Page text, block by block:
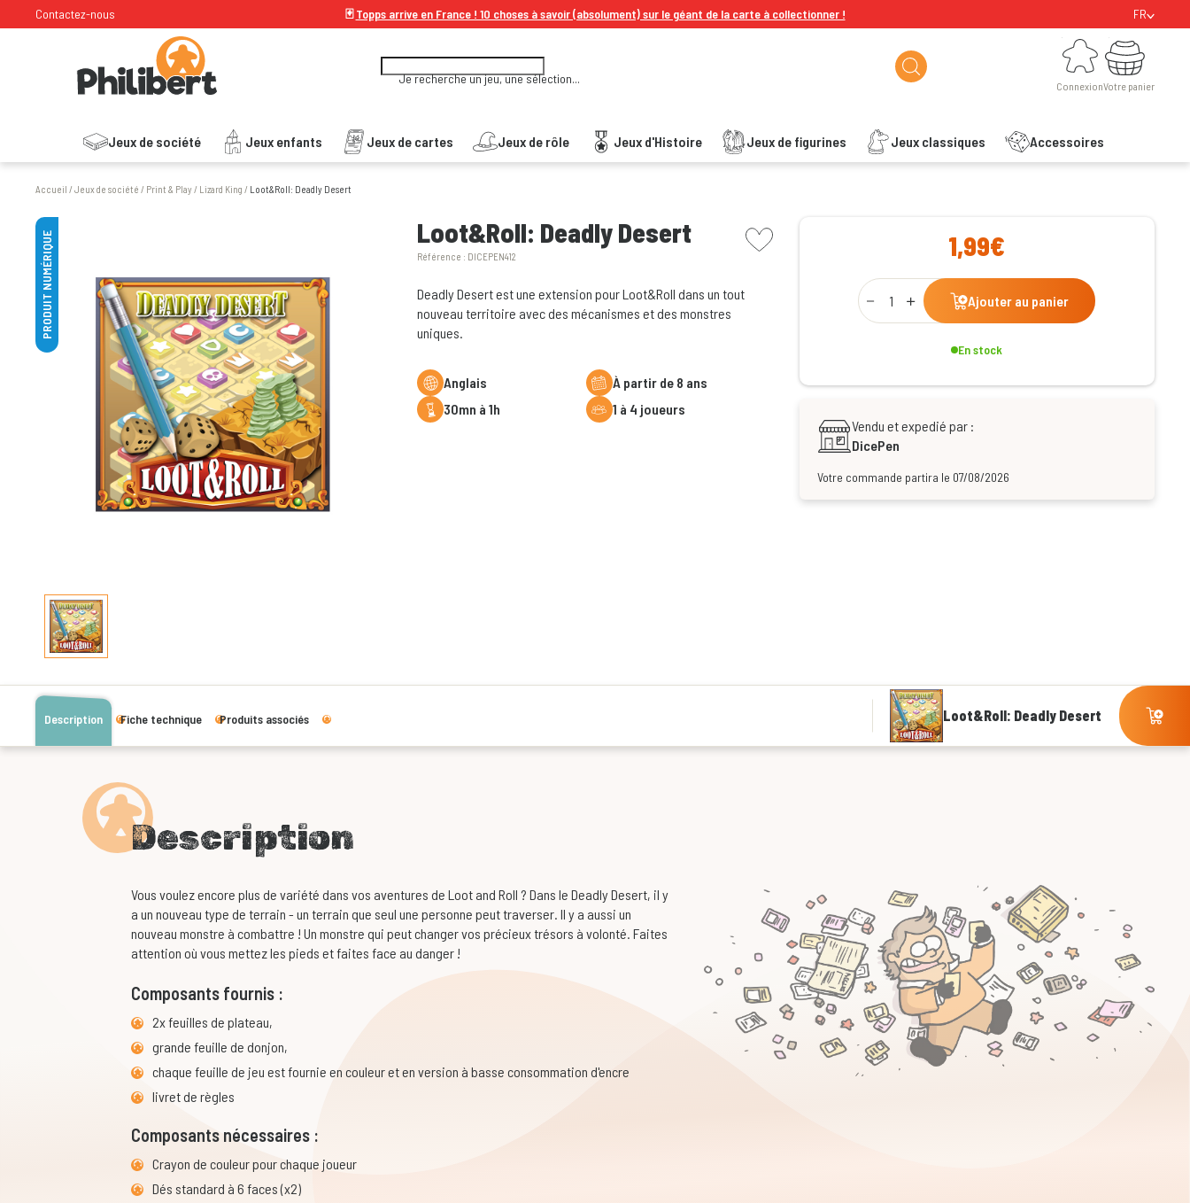
Contactez-nous 🃏Topps arrive en France ! 10 choses à savoir (absolument) sur le géant de la carte à collectionner ! FR
Je recherche un jeu, une sélection...
Connexion
Connexion
Jeux de société Jeux enfants Jeux de cartes Jeux de rôle Jeux d'Histoire Jeux de figurines Jeux classiques Accessoires
Votre panier
Votre panier
Accueil /Jeux de société / Print & Play/ Lizard King / Loot&Roll: Deadly Desert
PRODUIT NUMÉRIQUE Loot&Roll: Deadly Desert
Référence : DICEPEN412
picto wishlist
Deadly Desert est une extension pour Loot&Roll dans un tout
nouveau territoire avec des mécanismes et des monstres
uniques.
Anglais
à partir de 8 ans
30mn à 1h
1 à 4 joueurs
1,99€
Qty
Ajouter au panier
En stock
Vendu et expedié par :
DicePen
Votre commande partira le 07/08/2026
Description Fiche technique Produits associés Loot&Roll: Deadly Desert
Description
Vous voulez encore plus de variété dans vos aventures de Loot and Roll ? Dans le Deadly Desert, il y
a un nouveau type de terrain - un terrain que seul une personne peut traverser. Il y a aussi un
nouveau monstre à combattre ! Un monstre qui peut changer vos précieux trésors à volonté. Faites
attention où vous mettez les pieds et faites face au danger !
Composants fournis :
2x feuilles de plateau,
grande feuille de donjon,
chaque feuille de jeu est fournie en couleur et en version à basse consommation d'encre
livret de règles
Composants nécessaires :
Crayon de couleur pour chaque joueur
Dés standard à 6 faces (x2)